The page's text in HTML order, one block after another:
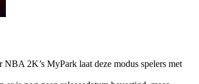
2K’s MyPark laat deze modus spelers met